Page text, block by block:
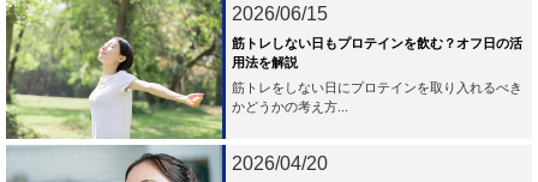
2026/06/15
筋トレしない日もプロテインを飲む？オフ日の活
用法を解説
筋トレをしない日にプロテインを取り入れるべき
かどうかの考え方...
2026/04/20